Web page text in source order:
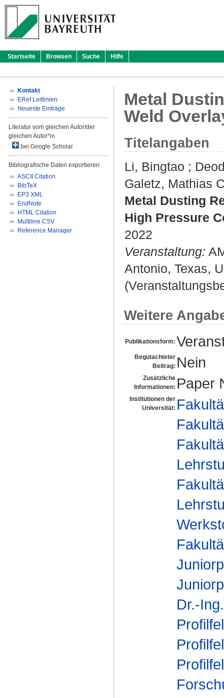
Startseite Browsen Suche Hilfe
Kontakt
ERef Leitlinien
Neueste Einträge
Literatur vom gleichen Autor/der
gleichen Autor*in
bei Google Scholar
Bibliografische Daten exportieren
ASCII Citation
BibTeX
EP3 XML
EndNote
HTML Citation
Multiline CSV
Reference Manager
Metal
Weld
Titelangaben
Li, Bingtao ;
Galetz, Mathias
Metal Dusting
High Pressure
2022
Veranstaltung:
Antonio, Texas,
Weitere
Publikationsform:
Begutachteter
Beitrag: Nein
Zusätzliche
Informationen: Paper
Institutionen der
Universität:
Dr.-